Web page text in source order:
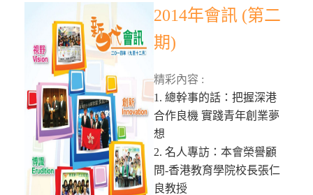
2014年會訊 (第二
期)
精彩內容 :
1. 總幹事的話：把握深港
合作良機 實踐青年創業夢
想
2. 名人專訪：本會榮譽顧
問-香港教育學院校長張仁
良教授